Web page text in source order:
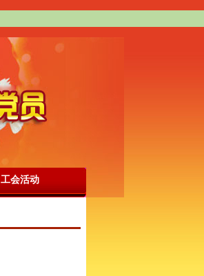
工会活动